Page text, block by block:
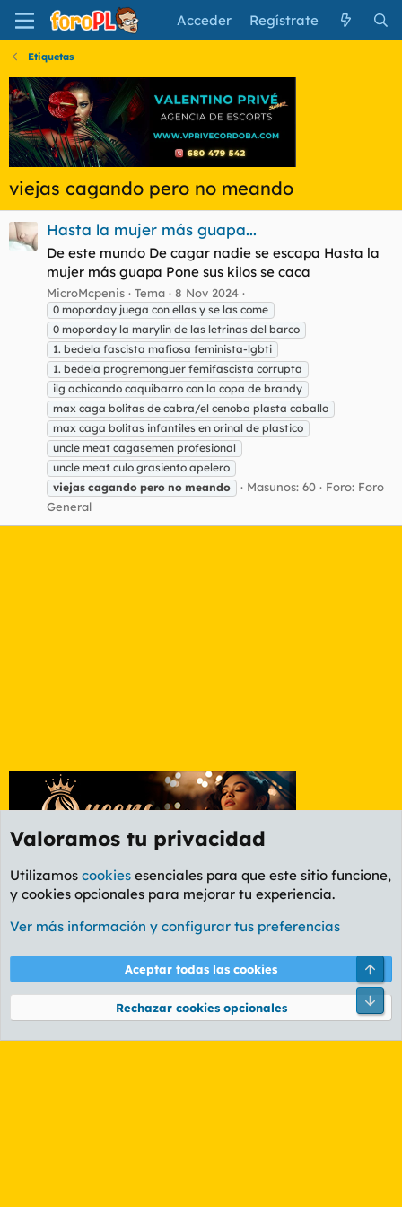
Acceder Regístrate
Etiquetas
viejas cagando pero no meando
Hasta la mujer más guapa...
De este mundo De cagar nadie se escapa Hasta la
mujer más guapa Pone sus kilos se caca
MicroMcpenis Tema 8 Nov 2024
0 moporday juega con ellas y se las come
0 moporday la marylin de las letrinas del barco
1. bedela fascista mafiosa feminista-lgbti
1. bedela progremonguer femifascista corrupta
ilg achicando caquibarro con la copa de brandy
max caga bolitas de cabra/el cenoba plasta caballo
max caga bolitas infantiles en orinal de plastico
uncle meat cagasemen profesional
uncle meat culo grasiento apelero
viejas cagando pero no meando Masunos: 60 Foro: Foro
General
Etiquetas
Cookies
PL OLDSTYLE AMARILLO
Términos y reglas Política de privacidad Ayuda
Community platform by XenForo® © 2010-2026 XenForo Ltd.
Valoramos tu privacidad
Utilizamos cookies esenciales para que este sitio funcione,
y cookies opcionales para mejorar tu experiencia.
Ver más información y configurar tus preferencias
Aceptar todas las cookies
Rechazar cookies opcionales
Pie